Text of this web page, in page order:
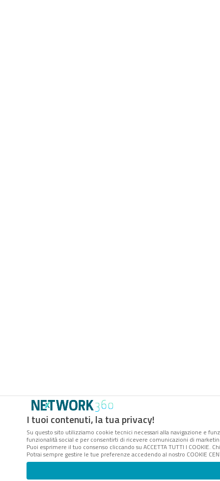
I tuoi contenuti, la tua privacy!
Su questo sito utilizziamo cookie tecnici necessari alla navigazione e
funzionalità social e per consentirti di ricevere comunicazioni di
Puoi esprimere il tuo consenso cliccando su ACCETTA TUTTI I COOKIE.
Potrai sempre gestire le tue preferenze accedendo al nostro COOKIE